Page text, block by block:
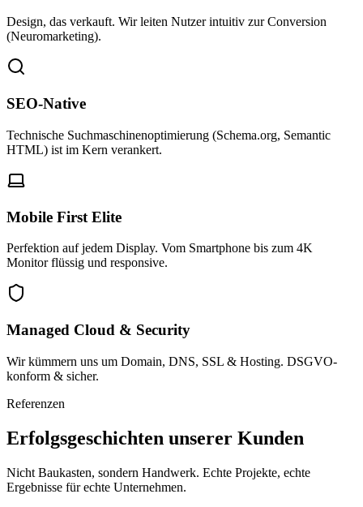
Design, das verkauft. Wir leiten Nutzer intuitiv zur Conversion
(Neuromarketing).
SEO-Native
Technische Suchmaschinenoptimierung (Schema.org, Semantic
HTML) ist im Kern verankert.
Mobile First Elite
Perfektion auf jedem Display. Vom Smartphone bis zum 4K
Monitor flüssig und responsive.
Managed Cloud & Security
Wir kümmern uns um Domain, DNS, SSL & Hosting. DSGVO-
konform & sicher.
Referenzen
Erfolgsgeschichten unserer Kunden
Nicht Baukasten, sondern Handwerk. Echte Projekte, echte
Ergebnisse für echte Unternehmen.